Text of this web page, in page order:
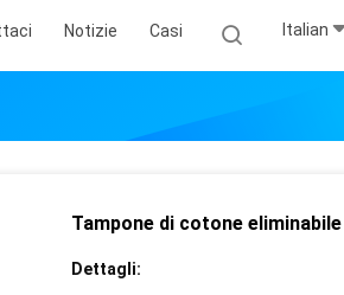
Notizie Casi Italian
Tampone di cotone
Dettagli: